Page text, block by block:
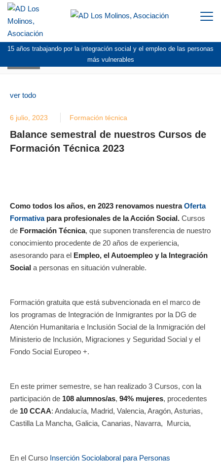
15 años trabajando por la integración social y el empleo de las personas
más vulnerables
ver todo
6 julio, 2023 Formación técnica
Balance semestral de nuestros Cursos de
Formación Técnica 2023
Como todos los años, en 2023 renovamos nuestraOferta
Formativapara profesionales de la Acción Social. Cursos
de Formación Técnica, que suponen transferencia de nuestro
conocimiento procedente de 20 años de experiencia,
asesorando para el Empleo, el Autoempleo y la Integración
Social a personas en situación vulnerable.
Formación gratuita que está subvencionada en el marco de
los programas de Integración de Inmigrantes por la DG de
Atención Humanitaria e Inclusión Social de la Inmigración del
Ministerio de Inclusión, Migraciones y Seguridad Social y el
Fondo Social Europeo +.
En este primer semestre, se han realizado 3 Cursos, con la
participación de 108 alumnos/as, 94% mujeres, procedentes
de 10 CCAA: Andalucía, Madrid, Valencia, Aragón, Asturias,
Castilla La Mancha, Galicia, Canarias, Navarra, Murcia,
En el Curso Inserción Sociolaboral para Personas